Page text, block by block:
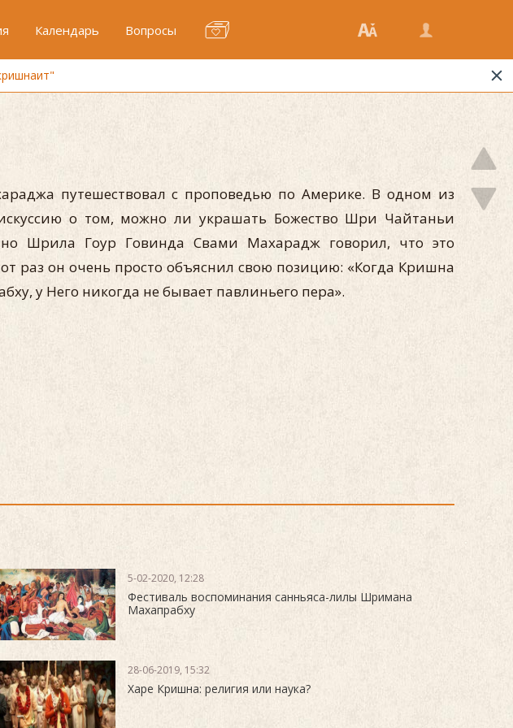
Календарь Вопросы
путешествовал с проповедью по Америке. В одном из
о том, можно ли украшать Божество Шри Чайтаньи
Шрила Гоур Говинда Свами Махарадж говорил, что это
раз он очень просто объяснил свою позицию: «Когда Кришна
у Него никогда не бывает павлиньего пера».
5-02-2020, 12:28
Фестиваль воспоминания санньяса-лилы Шримана
Махапрабху
28-06-2019, 15:32
Харе Кришна: религия или наука?